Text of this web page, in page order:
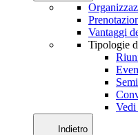
Vantaggi
Tipologie
Indietro